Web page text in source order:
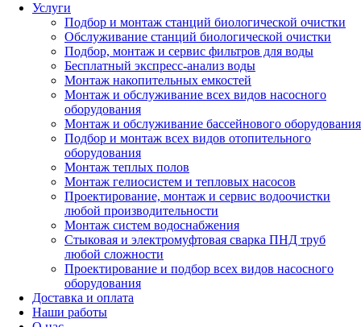
Услуги
Подбор и монтаж станций биологической очистки
Обслуживание станций биологической очистки
Подбор, монтаж и сервис фильтров для воды
Бесплатный экспресс-анализ воды
Монтаж накопительных емкостей
Монтаж и обслуживание всех видов насосного
оборудования
Монтаж и обслуживание бассейнового оборудования
Подбор и монтаж всех видов отопительного
оборудования
Монтаж теплых полов
Монтаж гелиосистем и тепловых насосов
Проектирование, монтаж и сервис водоочистки
любой производительности
Монтаж систем водоснабжения
Стыковая и электромуфтовая сварка ПНД труб
любой сложности
Проектирование и подбор всех видов насосного
оборудования
Доставка и оплата
Наши работы